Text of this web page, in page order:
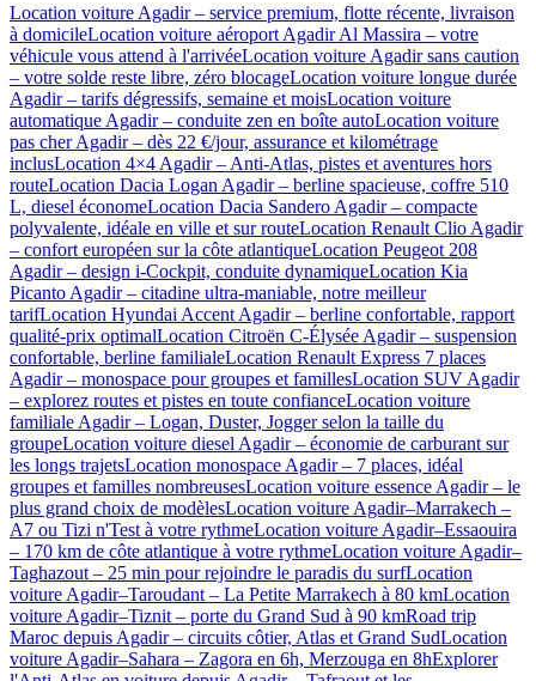
Location voiture Agadir – service premium, flotte récente, livraison
à domicileLocation voiture aéroport Agadir Al Massira – votre
véhicule vous attend à l'arrivéeLocation voiture Agadir sans caution
– votre solde reste libre, zéro blocageLocation voiture longue durée
Agadir – tarifs dégressifs, semaine et moisLocation voiture
automatique Agadir – conduite zen en boîte autoLocation voiture
pas cher Agadir – dès 22 €/jour, assurance et kilométrage
inclusLocation 4×4 Agadir – Anti-Atlas, pistes et aventures hors
routeLocation Dacia Logan Agadir – berline spacieuse, coffre 510
L, diesel économeLocation Dacia Sandero Agadir – compacte
polyvalente, idéale en ville et sur routeLocation Renault Clio Agadir
– confort européen sur la côte atlantiqueLocation Peugeot 208
Agadir – design i-Cockpit, conduite dynamiqueLocation Kia
Picanto Agadir – citadine ultra-maniable, notre meilleur
tarifLocation Hyundai Accent Agadir – berline confortable, rapport
qualité-prix optimalLocation Citroën C-Élysée Agadir – suspension
confortable, berline familialeLocation Renault Express 7 places
Agadir – monospace pour groupes et famillesLocation SUV Agadir
– explorez routes et pistes en toute confianceLocation voiture
familiale Agadir – Logan, Duster, Jogger selon la taille du
groupeLocation voiture diesel Agadir – économie de carburant sur
les longs trajetsLocation monospace Agadir – 7 places, idéal
groupes et familles nombreusesLocation voiture essence Agadir – le
plus grand choix de modèlesLocation voiture Agadir–Marrakech –
A7 ou Tizi n'Test à votre rythmeLocation voiture Agadir–Essaouira
– 170 km de côte atlantique à votre rythmeLocation voiture Agadir–
Taghazout – 25 min pour rejoindre le paradis du surfLocation
voiture Agadir–Taroudant – La Petite Marrakech à 80 kmLocation
voiture Agadir–Tiznit – porte du Grand Sud à 90 kmRoad trip
Maroc depuis Agadir – circuits côtier, Atlas et Grand SudLocation
voiture Agadir–Sahara – Zagora en 6h, Merzouga en 8hExplorer